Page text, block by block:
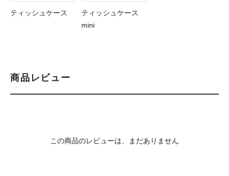
ティッシュケース
ティッシュケース
mini
商品レビュー
この商品のレビューは、まだありません